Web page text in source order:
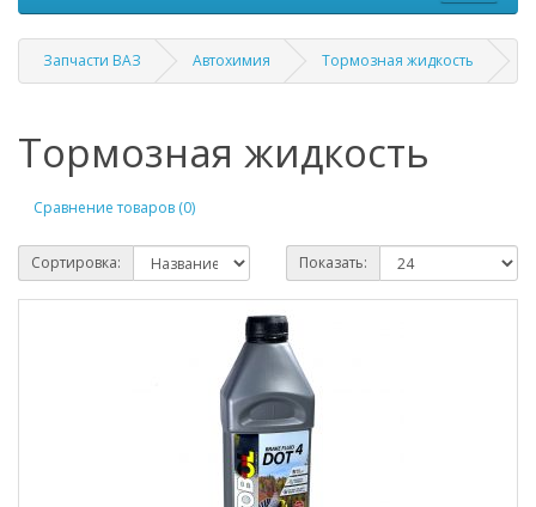
Запчасти ВАЗ Автохимия Тормозная жидкость
Тормозная жидкость
Сравнение товаров (0)
Сортировка: Показать: